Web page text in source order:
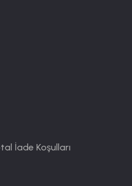
İade Koşulları